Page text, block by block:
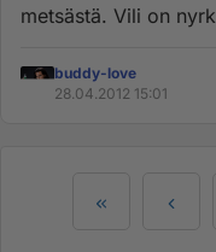
metsästä. Vili on
buddy-love
28.04.2012 15:01